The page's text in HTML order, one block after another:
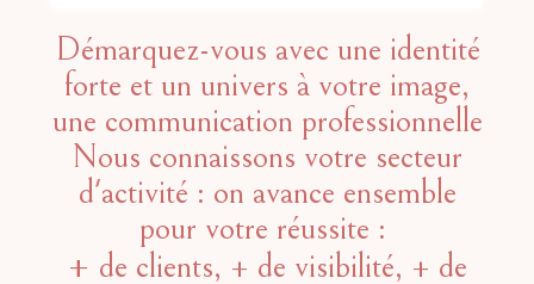
Démarquez-vous avec une identité
forte et un univers à votre image,
une communication professionnelle
Nous connaissons votre secteur
d'activité : on avance ensemble
pour votre réussite :
+ de clients, + de visibilité, + de